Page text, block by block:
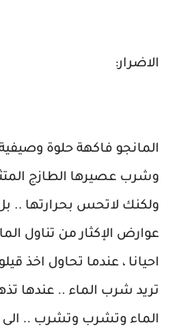
الاضرار:
المانجو فاكهة حلوة
وشرب عصيرها الطازج
ولكنك لاتحس بحرارتها ..
عوارض الإكثار من تناول
احيانا ، عندما تحاول اخذ
تريد شرب الماء .. عندها
الماء وتشرب وتشرب ..